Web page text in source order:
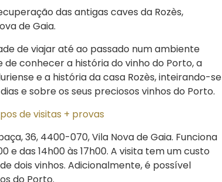
das antigas caves da Rozès,
de Gaia.
de viajar até ao passado num ambiente
conhecer a história do vinho do Porto, a
e a história da casa Rozès, inteirando-se
e sobre os seus preciosos vinhos do Porto.
de visitas + provas
36, 4400-070, Vila Nova de Gaia. Funciona
e das 14h00 às 17h00. A visita tem um custo
dois vinhos. Adicionalmente, é possível